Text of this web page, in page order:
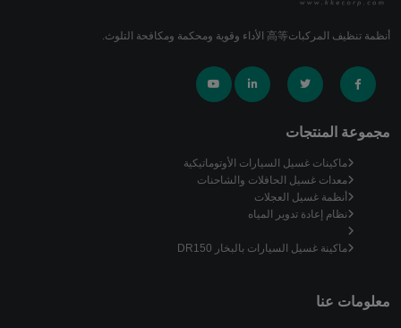
أنظمة تنظيف المركبات高等 الأداء وقوية ومحكمة ومكافحة التلوث.
مجموعة المنتجات
ماكينات غسيل السيارات الأوتوماتيكية
معدات غسيل الحافلات والشاحنات
أنظمة غسيل العجلات
نظام إعادة تدوير المياه
ماكينة غسيل السيارات بالبخار DR150
معلومات عنا